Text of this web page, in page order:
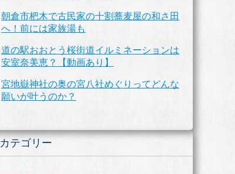
朝倉市杷木で古民家の十割蕎麦屋の和さ田
へ！前には家族湯も
道の駅おおとう桜街道イルミネーションは
安室奈美恵？【動画あり】
宮地嶽神社の奥の宮八社めぐりってどんな
願いが叶うのか？
カテゴリー